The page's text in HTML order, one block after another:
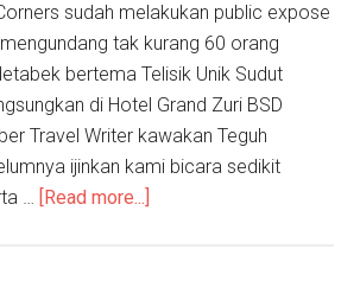
sudah melakukan public expose
tak kurang 60 orang
bertema Telisik Unik Sudut
di Hotel Grand Zuri BSD
Travel Writer kawakan Teguh
ijinkan kami bicara sedikit
… [Read more...]